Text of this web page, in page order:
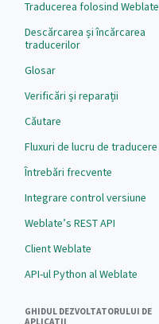
Traducerea folosind Weblate
Descărcarea și încărcarea
traducerilor
Glosar
Verificări și reparații
Căutare
Fluxuri de lucru de traducere
Întrebări frecvente
Integrare control versiune
Weblate’s REST API
Client Weblate
API-ul Python al Weblate
GHIDUL DEZVOLTATORULUI DE